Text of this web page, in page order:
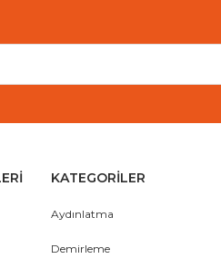
KATEGORİLER
Aydınlatma
Demirleme